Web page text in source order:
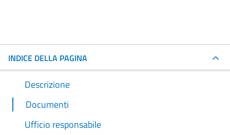
INDICE DELLA PAGINA
Descrizione
Documenti
Ufficio responsabile